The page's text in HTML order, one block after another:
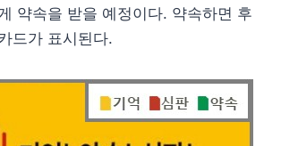
약속을 받을 예정이다. 약속하면 후
드가 표시된다.